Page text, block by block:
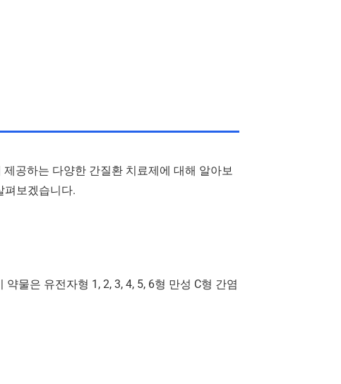
제공하는 다양한 간질환 치료제에 대해 알아보
펴보겠습니다.
물은 유전자형 1, 2, 3, 4, 5, 6형 만성 C형 간염